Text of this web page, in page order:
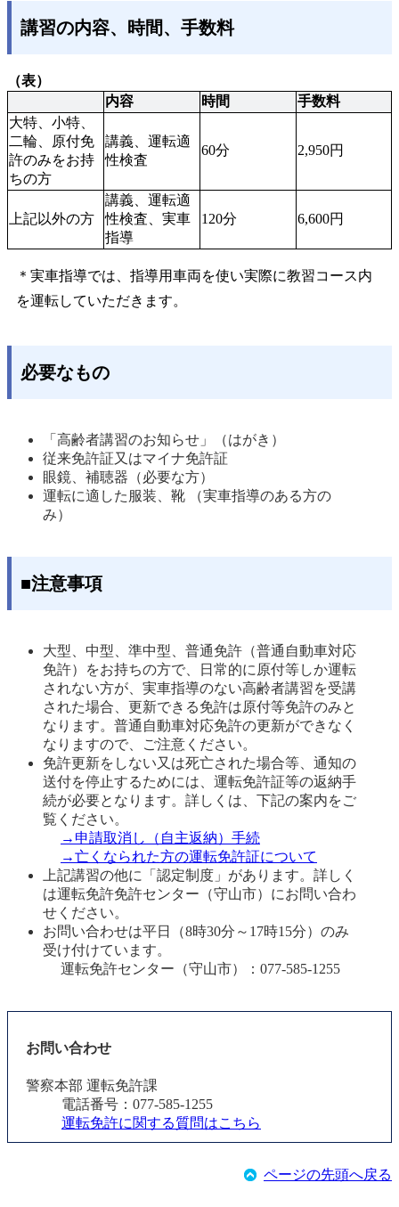
講習の内容、時間、手数料
（表）
内容
時間
手数料
大特、小特、
二輪、原付免
許のみをお持
ちの方
講義、運転適
性検査
60分 2,950円
上記以外の方
講義、運転適
性検査、実車
指導
120分 6,600円
＊実車指導では、指導用車両を使い実際に教習コース内
を運転していただきます。
必要なもの
「高齢者講習のお知らせ」（はがき）
従来免許証又はマイナ免許証
眼鏡、補聴器（必要な方）
運転に適した服装、靴 （実車指導のある方の
み）
■注意事項
大型、中型、準中型、普通免許（普通自動車対応
免許）をお持ちの方で、日常的に原付等しか運転
されない方が、実車指導のない高齢者講習を受講
された場合、更新できる免許は原付等免許のみと
なります。普通自動車対応免許の更新ができなく
なりますので、ご注意ください。
免許更新をしない又は死亡された場合等、通知の
送付を停止するためには、運転免許証等の返納手
続が必要となります。詳しくは、下記の案内をご
覧ください。
→申請取消し（自主返納）手続
→亡くなられた方の運転免許証について
上記講習の他に「認定制度」があります。詳しく
は運転免許免許センター（守山市）にお問い合わ
せください。
お問い合わせは平日（8時30分～17時15分）のみ
受け付けています。
運転免許センター（守山市）：077-585-1255
お問い合わせ
警察本部 運転免許課
電話番号：077-585-1255
運転免許に関する質問はこちら
ページの先頭へ戻る